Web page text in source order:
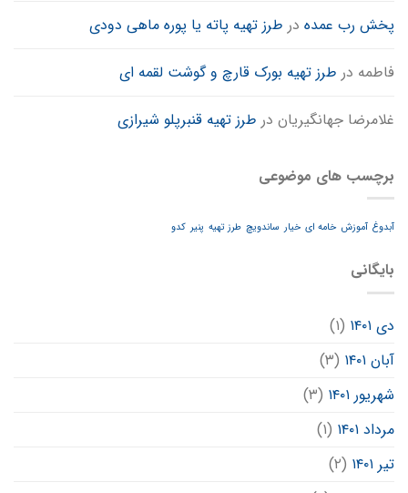
پخش رب عمده در طرز تهیه پاته یا پوره ماهی دودی
فاطمه در طرز تهیه بورک قارچ و گوشت لقمه ای
غلامرضا جهانگیریان در طرز تهیه قنبرپلو شیرازی
برچسب های موضوعی
آبدوغ آموزش خامه ای خیار ساندویچ طرز تهیه پنیر کدو
بایگانی
دی ۱۴۰۱
(۱)
آبان ۱۴۰۱
(۳)
شهریور ۱۴۰۱
(۳)
مرداد ۱۴۰۱
(۱)
تیر ۱۴۰۱
(۲)